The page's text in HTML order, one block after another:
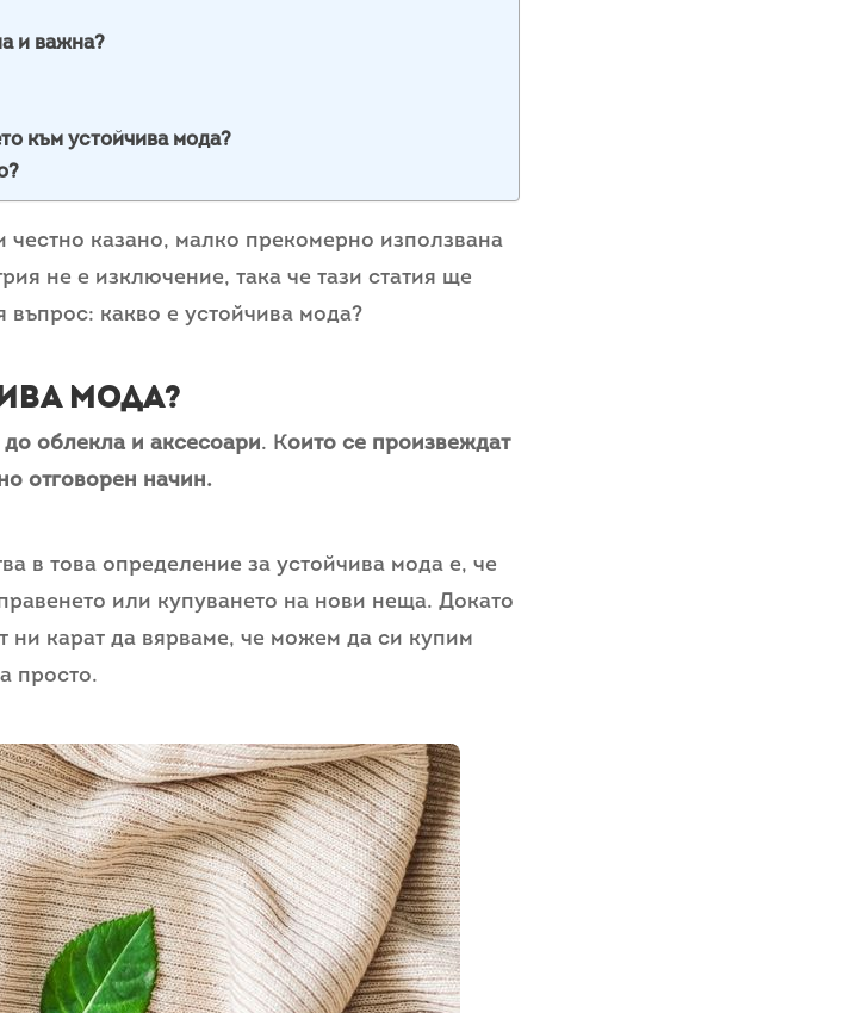
и важна?
към устойчива мода?
честно казано, малко прекомерно използвана
не е изключение, така че тази статия ще
въпрос: какво е устойчива мода?
мода?
облекла и аксесоари. Които се произвеждат
отговорен начин.
в това определение за устойчива мода е, че
или купуването на нови неща. Докато
ни карат да вярваме, че можем да си купим
просто.